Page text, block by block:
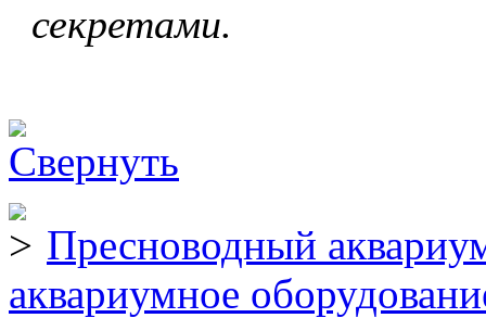
секретами.
Пресноводный
аквариумное